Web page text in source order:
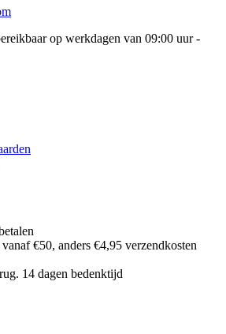
op werkdagen van 09:00 uur -
€50, anders €4,95 verzendkosten
14 dagen bedenktijd